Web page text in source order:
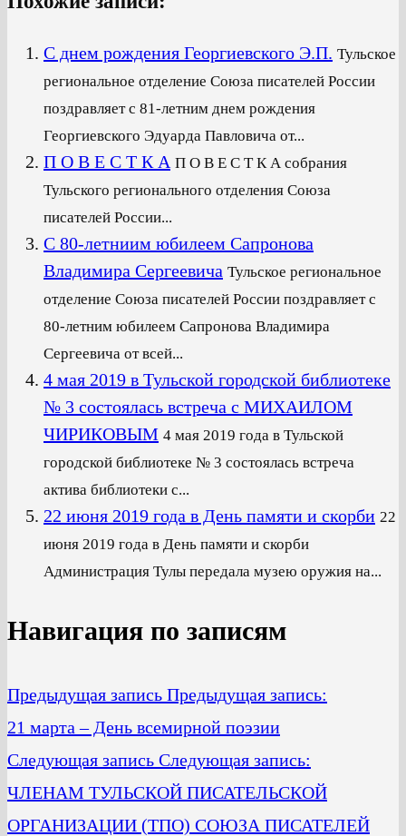
С днем рождения Георгиевского Э.П. Тульское
региональное отделение Союза писателей России
поздравляет с 81-летним днем рождения
Георгиевского Эдуарда Павловича от...
П О В Е С Т К А П О В Е С Т К А собрания
Тульского регионального отделения Союза
писателей России...
С 80-летниим юбилеем Сапронова
Владимира Сергеевича Тульское региональное
отделение Союза писателей России поздравляет с
80-летним юбилеем Сапронова Владимира
Сергеевича от всей...
4 мая 2019 в Тульской городской библиотеке
№ 3 состоялась встреча с МИХАИЛОМ
ЧИРИКОВЫМ 4 мая 2019 года в Тульской
городской библиотеке № 3 состоялась встреча
актива библиотеки с...
22 июня 2019 года в День памяти и скорби 22
июня 2019 года в День памяти и скорби
Администрация Тулы передала музею оружия на...
Навигация по записям
Предыдущая запись Предыдущая запись:
21 марта – День всемирной поэзии
Следующая запись Следующая запись:
ЧЛЕНАМ ТУЛЬСКОЙ ПИСАТЕЛЬСКОЙ
ОРГАНИЗАЦИИ (ТПО) СОЮЗА ПИСАТЕЛЕЙ